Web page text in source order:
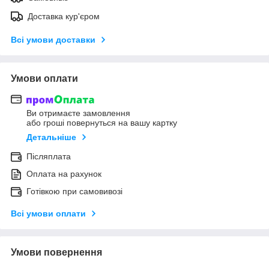
Доставка кур'єром
Всі умови доставки
Умови оплати
Ви отримаєте замовлення
або гроші повернуться на вашу картку
Детальніше
Післяплата
Оплата на рахунок
Готівкою при самовивозі
Всі умови оплати
Умови повернення